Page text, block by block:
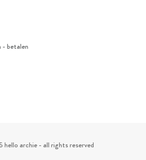
- betalen
archie - all rights reserved